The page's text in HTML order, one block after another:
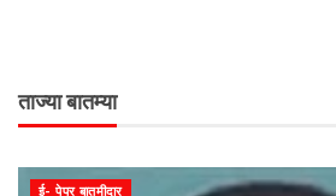
ताज्या बातम्या
ई- पेपर बातमीदार